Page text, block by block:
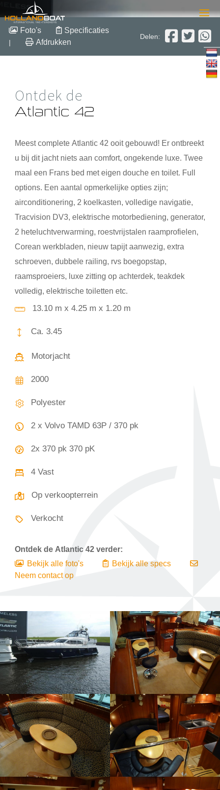
Atlantic 42
Verkocht
Foto's Specificaties
| Afdrukken
Delen:
Ontdek de
Atlantic 42
Meest complete Atlantic 42 ooit gebouwd! Er ontbreekt
u bij dit jacht niets aan comfort, ongekende luxe. Twee
maal een Frans bed met eigen douche en toilet. Full
options. Een aantal opmerkelijke opties zijn;
airconditionering, 2 koelkasten, volledige navigatie,
Tracvision DV3, elektrische motorbediening, generator,
2 heteluchtverwarming, roestvrijstalen raamprofielen,
Corean werkbladen, nieuw tapijt aanwezig, extra
schroeven, dubbele railing, rvs boegopstap,
raamsproeiers, luxe zitting op achterdek, teakdek
volledig, elektrische toiletten etc.
13.10 m x 4.25 m x 1.20 m
Ca. 3.45
Motorjacht
2000
Polyester
2 x Volvo TAMD 63P / 370 pk
2x 370 pk 370 pK
4 Vast
Op verkoopterrein
Verkocht
Ontdek de Atlantic 42 verder:
Bekijk alle foto's
Bekijk alle specs
Neem contact op